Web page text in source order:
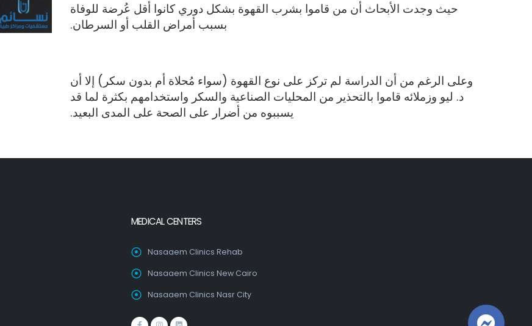
حيث وجدت الأبحاث أن من قاموا بشرب القهوة بشكل دوري كانوا أقل عُرضة للوفاة
بسبب أمراض القلب أو السرطان.
وعلى الرغم من أن الدراسة لم تركز على نوع القهوة (سواء مُحلاة أم بدون سكر) إلا أن
د. ليو وزملائه قاموا بالتحذير من المحليات الصناعية والسكر واستخدامهم بكثرة لما قد
يسببوه من أضرار على الصحة على المدى البعيد.
MEDICAL CENTERS
Nasaaem Clinics Rehab
Nasaaem Clinics New Cairo
Nasaaem Clinics Nasr City